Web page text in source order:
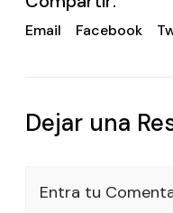
Email Facebook
Dejar una
Entra tu